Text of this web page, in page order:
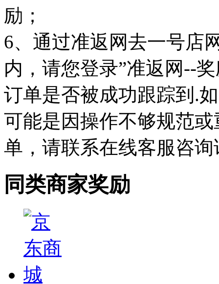
励；
6、通过准返网去一号店
内，请您登录”准返网--
订单是否被成功跟踪到.
可能是因操作不够规范
单，请联系在线客服咨
同类商家奖励